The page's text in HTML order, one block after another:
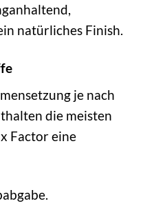
natürliches Finish.
je nach
die meisten
Factor eine